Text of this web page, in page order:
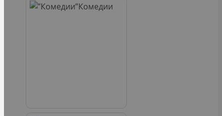
Комедии